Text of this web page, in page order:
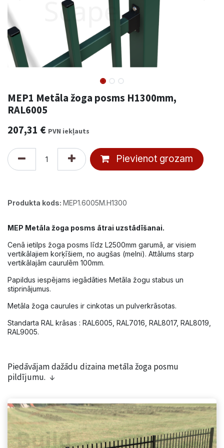
MEP1 Metāla žoga posms H1300mm,
RAL6005
207,31 € PVN iekļauts
Pievienot grozam
Produkta kods: MEP1.6005M.H1300
MEP Metāla žoga posms ātrai uzstādīšanai.
Cenā ietilps žoga posms līdz L2500mm garumā, ar visiem
vertikālajiem korķīšiem, no augšas (melni). Attālums starp
vertikālajām caurulēm 100mm.
Papildus iespējams iegādāties Metāla žogu stabus un
stiprinājumus.
Metāla žoga caurules ir cinkotas un pulverkrāsotas.
Standarta RAL krāsas : RAL6005, RAL7016, RAL8017, RAL8019,
RAL9005.
Piedāvājam dažādu dizaina metāla žoga posmu
pildījumu. ↓